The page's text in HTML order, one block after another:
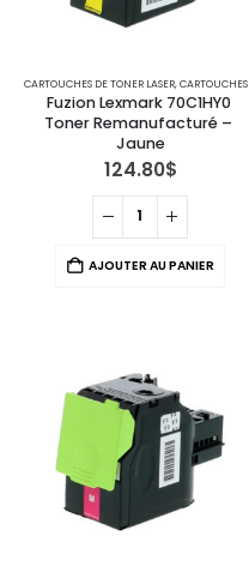
CARTOUCHES DE TONER LASER,CARTOUCHES POUR IMPRIMANTES LEXMARK
Fuzion Lexmark 70C1HY0
Toner Remanufacturé –
Jaune
124.80$
AJOUTER AU PANIER